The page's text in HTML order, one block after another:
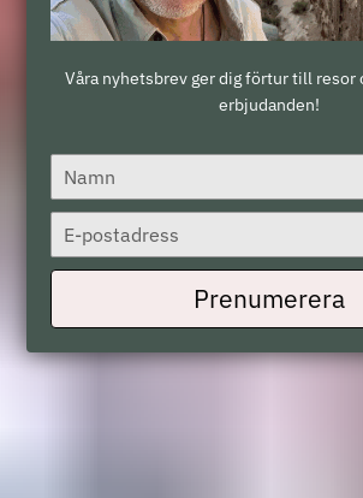
Våra nyhetsbrev ger dig förtur till resor
erbjudanden!
Type
your
name
Type
your
email
Prenumerera